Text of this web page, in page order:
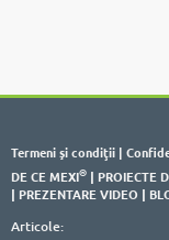
Termeni şi condiţii |
DE CE MEXI® | PROIECTE
| PREZENTARE VIDEO |
Articole: